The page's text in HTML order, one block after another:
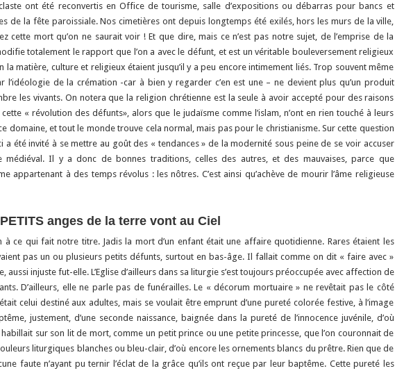
ont été reconvertis en Office de tourisme, salle d’expositions ou débarras pour bancs et
de la fête paroissiale. Nos cimetières ont depuis longtemps été exilés, hors les murs de la ville,
cette mort qu’on ne saurait voir ! Et que dire, mais ce n’est pas notre sujet, de l’emprise de la
totalement le rapport que l’on a avec le défunt, et est un véritable bouleversement religieux
la matière, culture et religieux étaient jusqu’il y a peu encore intimement liés. Trop souvent même
l’idéologie de la crémation -car à bien y regarder c’en est une – ne devient plus qu’un produit
les vivants. On notera que la religion chrétienne est la seule à avoir accepté pour des raisons
« révolution des défunts», alors que le judaïsme comme l’islam, n’ont en rien touché à leurs
domaine, et tout le monde trouve cela normal, mais pas pour le christianisme. Sur cette question
a été invité à se mettre au goût des « tendances » de la modernité sous peine de se voir accuser
médiéval. Il y a donc de bonnes traditions, celles des autres, et des mauvaises, parce que
appartenant à des temps révolus : les nôtres. C’est ainsi qu’achève de mourir l’âme religieuse
anges de la terre vont au Ciel
à ce qui fait notre titre. Jadis la mort d’un enfant était une affaire quotidienne. Rares étaient les
pas un ou plusieurs petits défunts, surtout en bas-âge. Il fallait comme on dit « faire avec »
aussi injuste fut-elle. L’Eglise d’ailleurs dans sa liturgie s’est toujours préoccupée avec affection de
D’ailleurs, elle ne parle pas de funérailles. Le « décorum mortuaire » ne revêtait pas le côté
celui destiné aux adultes, mais se voulait être emprunt d’une pureté colorée festive, à l’image
justement, d’une seconde naissance, baignée dans la pureté de l’innocence juvénile, d’où
habillait sur son lit de mort, comme un petit prince ou une petite princesse, que l’on couronnait de
liturgiques blanches ou bleu-clair, d’où encore les ornements blancs du prêtre. Rien que de
faute n’ayant pu ternir l’éclat de la grâce qu’ils ont reçue par leur baptême. Cette pureté les